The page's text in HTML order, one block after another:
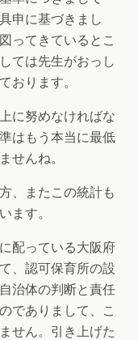
申に基づきまし
ってきているとこ
ては先生がおっし
おります。
に努めなければな
はもう本当に最低
せんね。
、またこの統計も
ます。
配っている大阪府
、認可保育所の設
治体の判断と責任
でありまして、こ
せん。引き上げた